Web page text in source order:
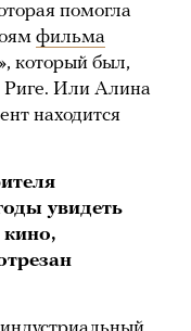
помогла
фильма
который был,
Риге. Или Алина
находится
увидеть
кино,